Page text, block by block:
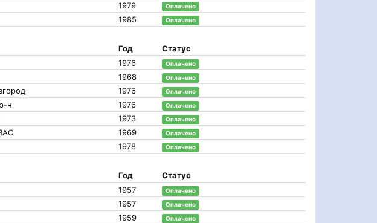
1979 Оплачено
1985 Оплачено
Год
Статус
1976 Оплачено
1968 Оплачено
1976 Оплачено
н 1976 Оплачено
1973 Оплачено
1969 Оплачено
1978 Оплачено
Год
Статус
1957 Оплачено
1957 Оплачено
1959 Оплачено